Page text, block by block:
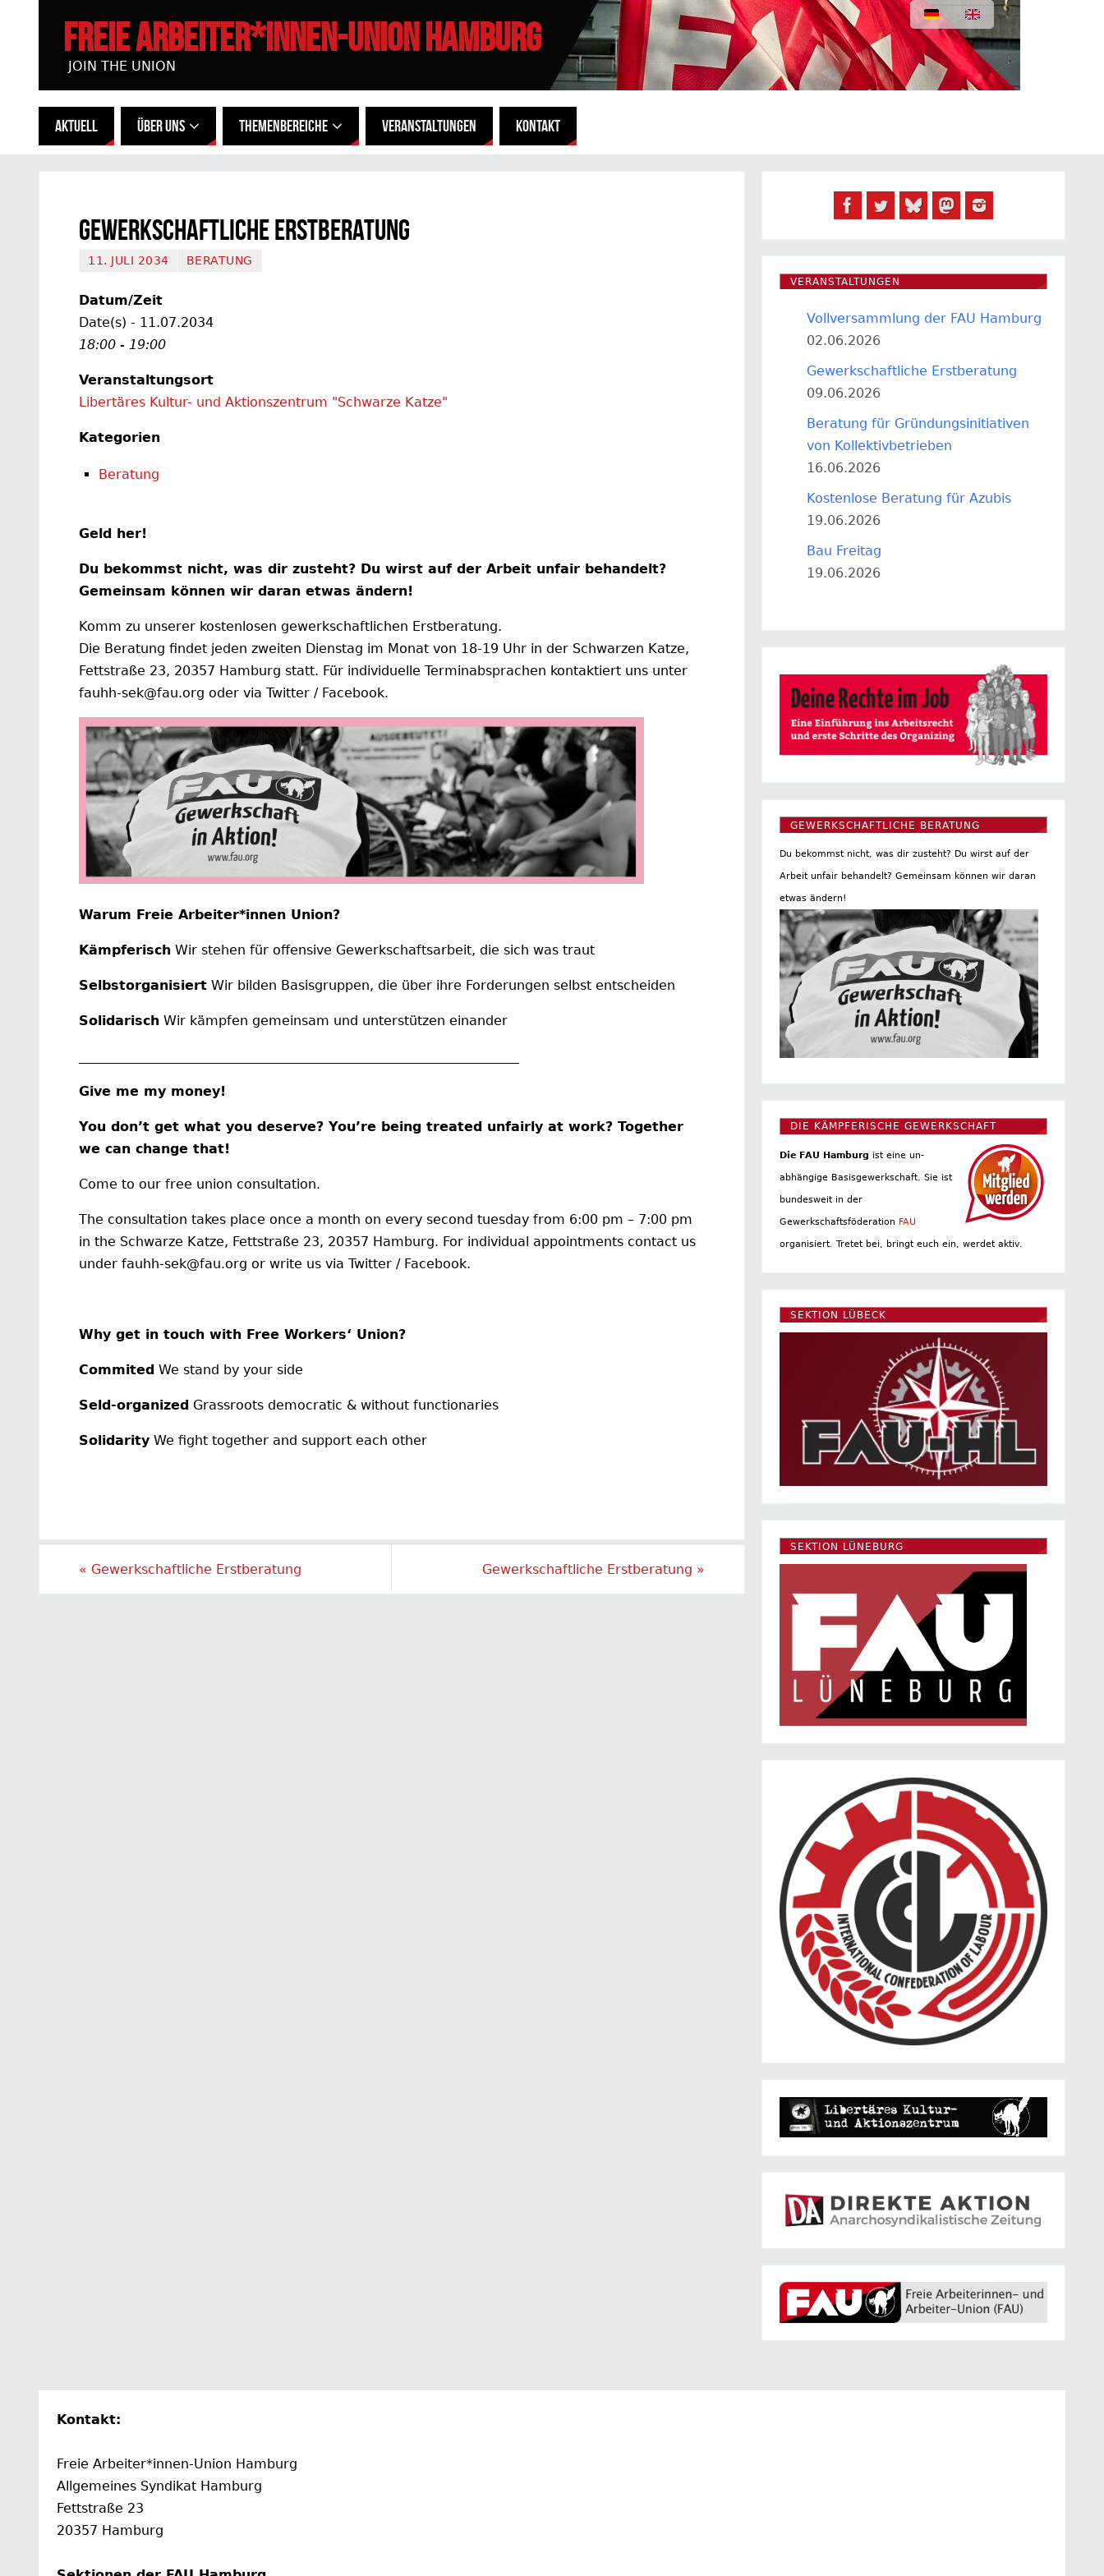
FREIE ARBEITER*INNEN-UNION HAMBURG
JOIN THE UNION
AKTUELL ÜBER UNS THEMENBEREICHE VERANSTALTUNGEN KONTAKT
Gewerkschaftliche Erstberatung
11. JULI 2034 BERATUNG
Datum/Zeit
Date(s) - 11.07.2034
18:00 - 19:00
Veranstaltungsort
Libertäres Kultur- und Aktionszentrum "Schwarze Katze"
Kategorien
Beratung
Geld her!
Du bekommst nicht, was dir zusteht? Du wirst auf der Arbeit unfair behandelt?
Gemeinsam können wir daran etwas ändern!
Komm zu unserer kostenlosen gewerkschaftlichen Erstberatung.
Die Beratung findet jeden zweiten Dienstag im Monat von 18-19 Uhr in der Schwarzen Katze,
Fettstraße 23, 20357 Hamburg statt. Für individuelle Terminabsprachen kontaktiert uns unter
fauhh-sek@fau.org oder via Twitter / Facebook.
Warum Freie Arbeiter*innen Union?
Kämpferisch Wir stehen für offensive Gewerkschaftsarbeit, die sich was traut
Selbstorganisiert Wir bilden Basisgruppen, die über ihre Forderungen selbst entscheiden
Solidarisch Wir kämpfen gemeinsam und unterstützen einander
Give me my money!
You don’t get what you deserve? You’re being treated unfairly at work? Together
we can change that!
Come to our free union consultation.
The consultation takes place once a month on every second tuesday from 6:00 pm – 7:00 pm
in the Schwarze Katze, Fettstraße 23, 20357 Hamburg. For individual appointments contact us
under fauhh-sek@fau.org or write us via Twitter / Facebook.
Why get in touch with Free Workers‘ Union?
Commited We stand by your side
Seld-organized Grassroots democratic & without functionaries
Solidarity We fight together and support each other
« Gewerkschaftliche Erstberatung Gewerkschaftliche Erstberatung »
VERANSTALTUNGEN
Vollversammlung der FAU Hamburg
02.06.2026
Gewerkschaftliche Erstberatung
09.06.2026
Beratung für Gründungsinitiativen
von Kollektivbetrieben
16.06.2026
Kostenlose Beratung für Azubis
19.06.2026
Bau Freitag
19.06.2026
GEWERKSCHAFTLICHE BERATUNG
Du bekommst nicht, was dir zusteht? Du wirst auf der
Arbeit unfair behandelt? Gemeinsam können wir daran
etwas ändern!
DIE KÄMPFERISCHE GEWERKSCHAFT
Die FAU Hamburg ist eine un­
abhängige Basis­gewerkschaft. Sie ist
bundesweit in der
Gewerkschaftsföderation FAU
organisiert. Tretet bei, bringt euch ein, werdet aktiv.
SEKTION LÜBECK
SEKTION LÜNEBURG
Kontakt:
Freie Arbeiter*innen-Union Hamburg
Allgemeines Syndikat Hamburg
Fettstraße 23
20357 Hamburg